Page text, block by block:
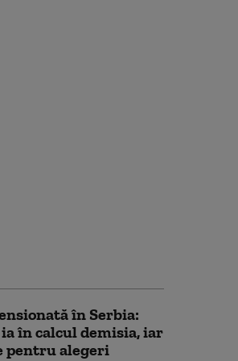
în Serbia:
în calcul demisia, iar
pentru alegeri